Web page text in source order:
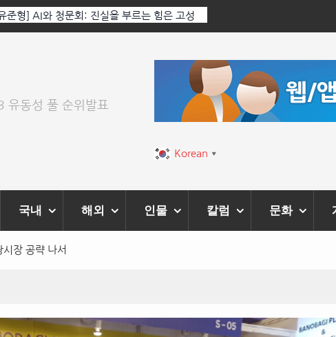
준형] AI와 청문회: 진실을 부르는 힘은 고성
비된 질문이다.
‘2026 제2회 애니멀 아트
유동성 풀 순위발표
Korean ▼
국내 해외 인물 칼럼 문화
장 공략 나서